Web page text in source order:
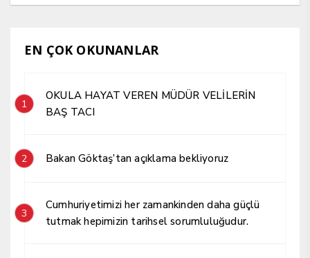
EN ÇOK OKUNANLAR
1
OKULA HAYAT VEREN MÜDÜR VELİLERİN
BAŞ TACI
2 Bakan Göktaş’tan açıklama bekliyoruz
3
Cumhuriyetimizi her zamankinden daha güçlü
tutmak hepimizin tarihsel sorumluluğudur.